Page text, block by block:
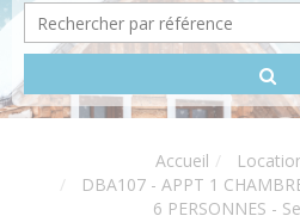
Accueil
DBA107 - APPT 1
6 PERSONNES -